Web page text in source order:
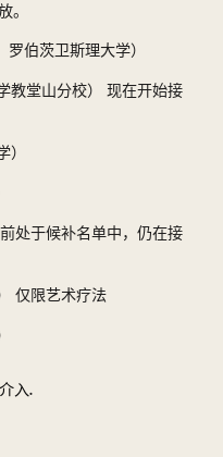
。
伯茨卫斯理大学）
教堂山分校）现在开始接
）
前处于候补名单中，仍在接
仅限艺术疗法
介入.